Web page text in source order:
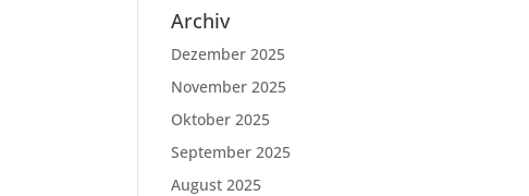
Archiv
Dezember 2025
November 2025
Oktober 2025
September 2025
August 2025